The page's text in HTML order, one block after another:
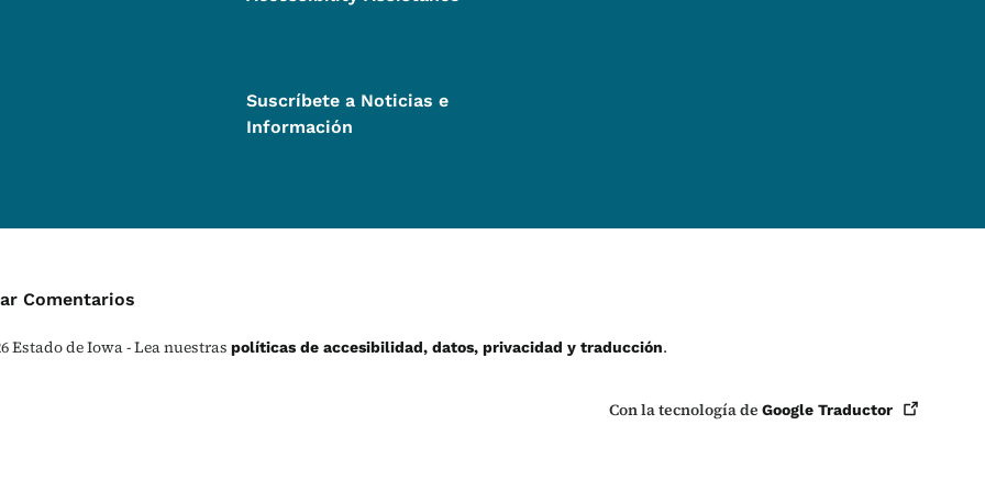
Suscríbete a Noticias e
Información
de Contacto
Comentarios
Estado de Iowa - Lea nuestras políticas de accesibilidad, datos, privacidad y traducción.
Con la tecnología de Google Traductor